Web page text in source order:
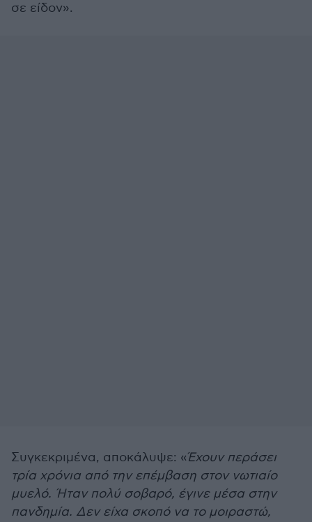
σε είδον».
Συγκεκριμένα, αποκάλυψε: «Έχουν περάσει
τρία χρόνια από την επέμβαση στον νωτιαίο
μυελό. Ήταν πολύ σοβαρό, έγινε μέσα στην
πανδημία. Δεν είχα σκοπό να το μοιραστώ,